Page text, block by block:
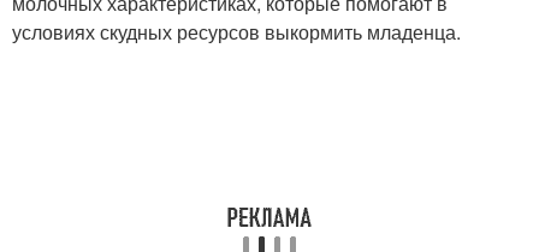
условиях скудных ресурсов выкормить младенца.